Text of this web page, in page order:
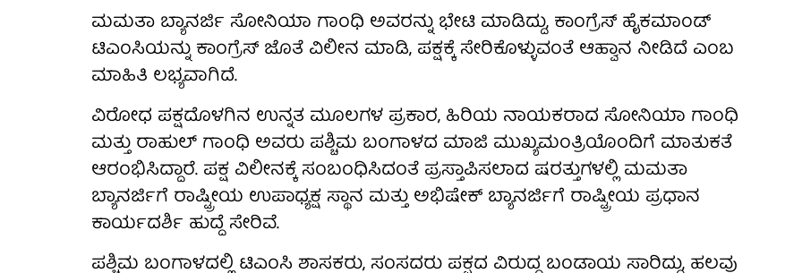
ಮಮತಾ ಬ್ಯಾನರ್ಜಿ ಸೋನಿಯಾ ಗಾಂಧಿ ಅವರನ್ನು ಭೇಟಿ ಮಾಡಿದ್ದು, ಕಾಂಗ್ರೆಸ್ ಹೈಕಮಾಂಡ್
ಟಿಎಂಸಿಯನ್ನು ಕಾಂಗ್ರೆಸ್ ಜೊತೆ ವಿಲೀನ ಮಾಡಿ, ಪಕ್ಷಕ್ಕೆ ಸೇರಿಕೊಳ್ಳುವಂತೆ ಆಹ್ವಾನ ನೀಡಿದೆ ಎಂಬ
ಮಾಹಿತಿ ಲಭ್ಯವಾಗಿದೆ.
ವಿರೋಧ ಪಕ್ಷದೊಳಗಿನ ಉನ್ನತ ಮೂಲಗಳ ಪ್ರಕಾರ, ಹಿರಿಯ ನಾಯಕರಾದ ಸೋನಿಯಾ ಗಾಂಧಿ
ಮತ್ತು ರಾಹುಲ್ ಗಾಂಧಿ ಅವರು ಪಶ್ಚಿಮ ಬಂಗಾಳದ ಮಾಜಿ ಮುಖ್ಯಮಂತ್ರಿಯೊಂದಿಗೆ ಮಾತುಕತೆ
ಆರಂಭಿಸಿದ್ದಾರೆ. ಪಕ್ಷ ವಿಲೀನಕ್ಕೆ ಸಂಬಂಧಿಸಿದಂತೆ ಪ್ರಸ್ತಾಪಿಸಲಾದ ಷರತ್ತುಗಳಲ್ಲಿ ಮಮತಾ
ಬ್ಯಾನರ್ಜಿಗೆ ರಾಷ್ಟ್ರೀಯ ಉಪಾಧ್ಯಕ್ಷ ಸ್ಥಾನ ಮತ್ತು ಅಭಿಷೇಕ್ ಬ್ಯಾನರ್ಜಿಗೆ ರಾಷ್ಟ್ರೀಯ ಪ್ರಧಾನ
ಕಾರ್ಯದರ್ಶಿ ಹುದ್ದೆ ಸೇರಿವೆ.
ಪಶ್ಚಿಮ ಬಂಗಾಳದಲ್ಲಿ ಟಿಎಂಸಿ ಶಾಸಕರು, ಸಂಸದರು ಪಕ್ಷದ ವಿರುದ್ಧ ಬಂಡಾಯ ಸಾರಿದ್ದು, ಹಲವು